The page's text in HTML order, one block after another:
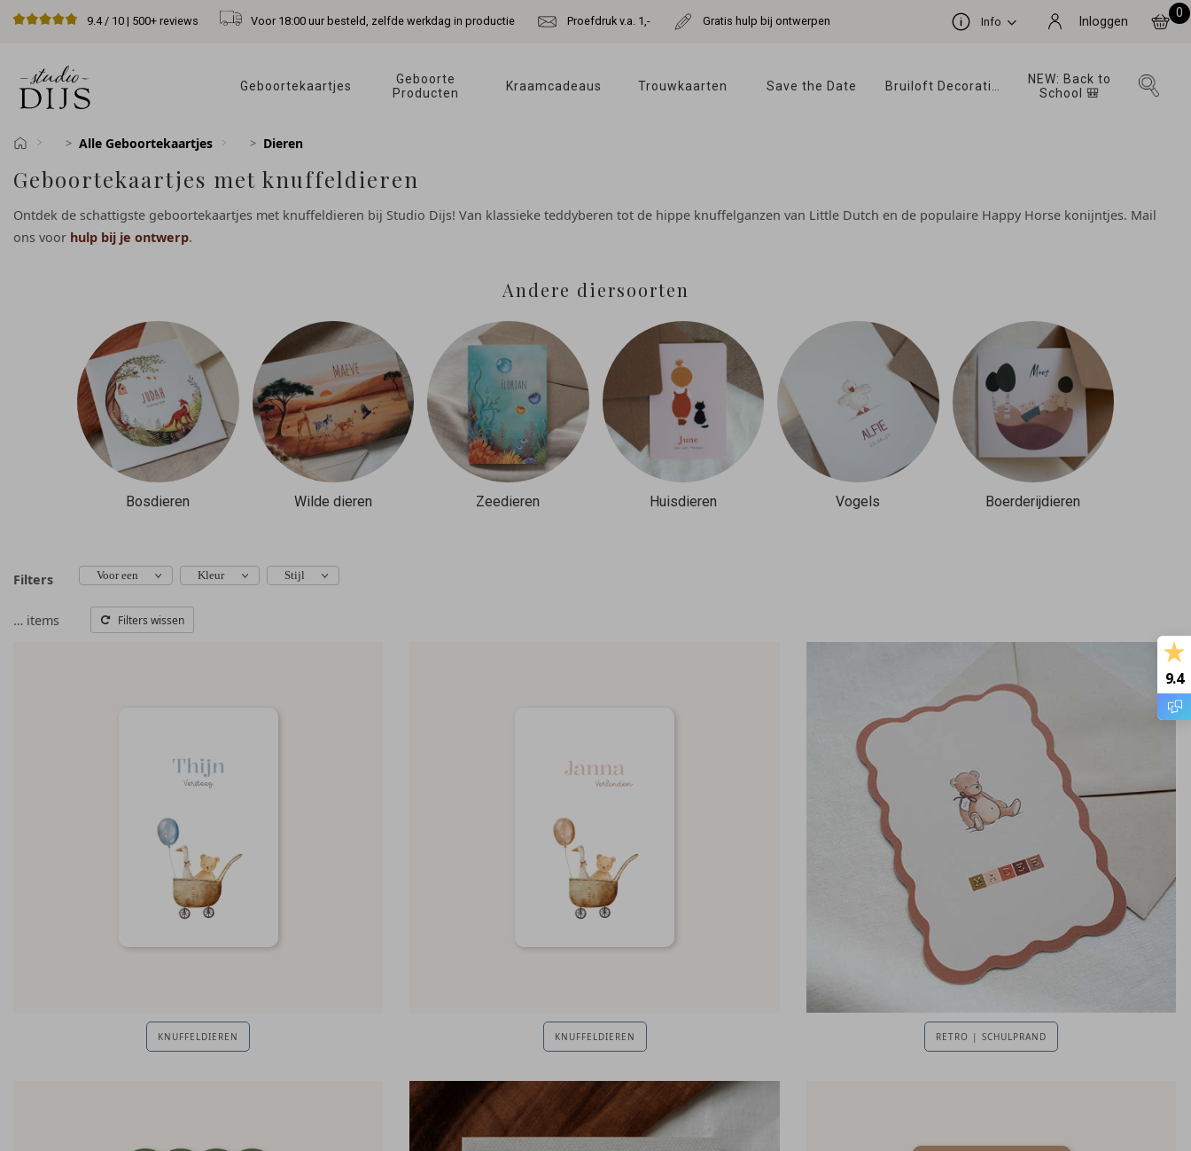
9.4/ 10 | 500+ reviews Voor 18:00 uur besteld, zelfde werkdag in productie Proefdruk v.a. 1,- Gratis hulp bij ontwerpen Info Inloggen
0
Geboortekaartjes
Geboorte
Producten
Kraamcadeaus Trouwkaarten Save the Date
NEW: Back to
School 🎒
Alle Geboortekaartjes Dieren
Geboortekaartjes met knuffeldieren
Ontdek de schattigste geboortekaartjes met knuffeldieren bij Studio Dijs! Van klassieke teddyberen tot de hippe knuffelganzen van Little Dutch en de populaire Happy Horse konijntjes. Mail
ons voor hulp bij je ontwerp.
Andere diersoorten
Bosdieren Wilde dieren Zeedieren Huisdieren Vogels Boerderijdieren
Filters Voor een Kleur Stijl
… items Filters wissen
KNUFFELDIEREN KNUFFELDIEREN RETRO | SCHULPRAND
9.4